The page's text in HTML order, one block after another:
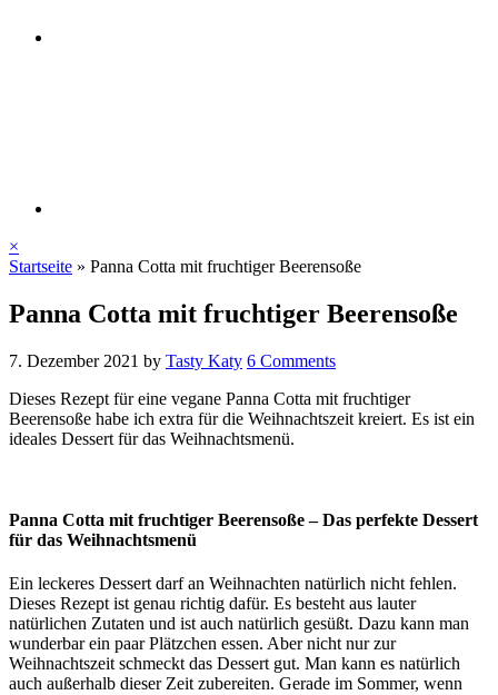
×
Startseite » Panna Cotta mit fruchtiger Beerensoße
Panna Cotta mit fruchtiger Beerensoße
7. Dezember 2021 by Tasty Katy 6 Comments
Dieses Rezept für eine vegane Panna Cotta mit fruchtiger
Beerensoße habe ich extra für die Weihnachtszeit kreiert. Es ist ein
ideales Dessert für das Weihnachtsmenü.
Panna Cotta mit fruchtiger Beerensoße – Das perfekte Dessert
für das Weihnachtsmenü
Ein leckeres Dessert darf an Weihnachten natürlich nicht fehlen.
Dieses Rezept ist genau richtig dafür. Es besteht aus lauter
natürlichen Zutaten und ist auch natürlich gesüßt. Dazu kann man
wunderbar ein paar Plätzchen essen. Aber nicht nur zur
Weihnachtszeit schmeckt das Dessert gut. Man kann es natürlich
auch außerhalb dieser Zeit zubereiten. Gerade im Sommer, wenn